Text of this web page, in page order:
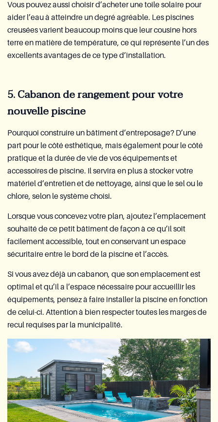
Vous pouvez aussi choisir d’acheter une toile solaire pour
aider l’eau à atteindre un degré agréable. Les piscines
creusées varient beaucoup moins que leur cousine hors
terre en matière de température, ce qui représente l’un des
excellents avantages de ce type d’installation.
5. Cabanon de rangement pour votre
nouvelle piscine
Pourquoi construire un bâtiment d’entreposage? D’une
part pour le côté esthétique, mais également pour le côté
pratique et la durée de vie de vos équipements et
accessoires de piscine. Il servira en plus à stocker votre
matériel d’entretien et de nettoyage, ainsi que le sel ou le
chlore, selon le système choisi.
Lorsque vous concevez votre plan, ajoutez l’emplacement
souhaité de ce petit bâtiment de façon à ce qu’il soit
facilement accessible, tout en conservant un espace
sécuritaire entre le bord de la piscine et l’accès.
Si vous avez déjà un cabanon, que son emplacement est
optimal et qu’il a l’espace nécessaire pour accueillir les
équipements, pensez à faire installer la piscine en fonction
de celui-ci. Attention à bien respecter toutes les marges de
recul requises par la municipalité.